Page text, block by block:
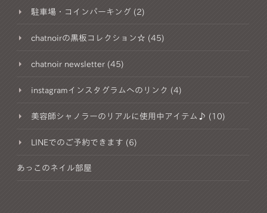
駐車場・コインパーキング (2)
chatnoirの黒板コレクション☆ (45)
chatnoir newsletter (45)
instagramインスタグラムへのリンク (4)
美容師シャノラーのリアルに使用中アイテム♪ (10)
LINEでのご予約できます (6)
あっこのネイル部屋